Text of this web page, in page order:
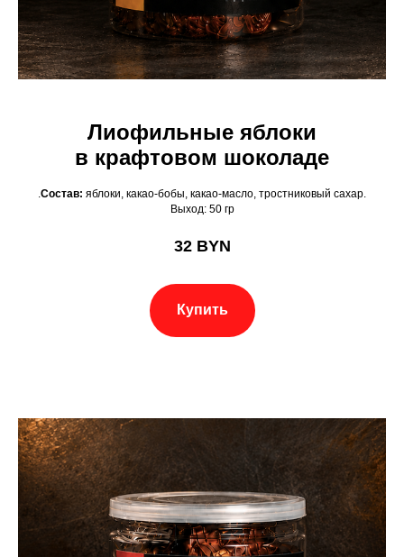
Лиофильные яблоки
в крафтовом шоколаде
Состав: яблоки, какао-бобы, какао-масло, тростниковый сахар.
Выход: 50 гр
32 BYN
Купить